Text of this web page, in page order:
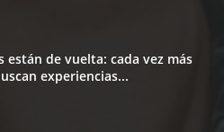
están de vuelta: cada vez más
experiencias...